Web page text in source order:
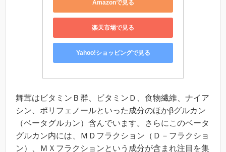
Amazonで見る
楽天市場で見る
Yahoo!ショッピングで見る
舞茸はビタミンＢ群、ビタミンＤ、食物繊維、ナイア
シン、ポリフェノールといった成分のほかβグルカン
（ベータグルカン）含んでいます。さらにこのベータ
グルカン内には、ＭＤフラクション（Ｄ－フラクショ
ン）、ＭＸフラクションという成分が含まれ注目を集